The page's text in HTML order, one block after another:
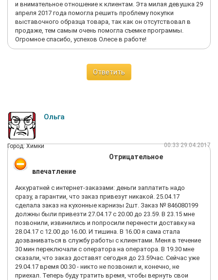
и внимательное отношение к клиентам. Эта милая девушка 29
апреля 2017 года помогла решить проблему покупки
выставочного образца товара, так как он отсутствовал в
продаже, тем самым очень помогла съемке программы.
Огромное спасибо, успехов Олесе в работе!
Ответить
Ольга
Город: Химки 00:33 29.04.2017
Отрицательное
впечатление
Аккуратней с интернет-заказами: деньги заплатить надо
сразу, а гарантии, что заказ привезут никакой. 25.04.17
сделала заказ на кухонные карнизы 2шт. Заказ № 846080199
должны были привезти 27.04.17 с 20.00 до 23.59. В 23.15 мне
позвонили, извинились и попросили перенести доставку на
28.04.17 с 12.00 до 16.00. И тишина. В 16.00 я сама стала
дозваниваться в службу работы с клиентами. Меня в течение
30 мин переключали с оператора на оператора. В 19.30 мне
сказали, что заказ доставят сегодня до 23.59час. Сейчас уже
29.04.17 время 00.30 - никто не позвонил и, конечно, не
приехал. Теперь буду тратить время, чтобы вернуть свои